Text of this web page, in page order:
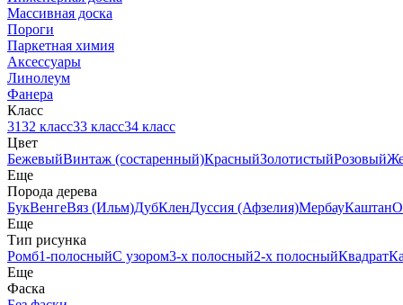
Массивная доска
Пороги
Паркетная химия
Аксессуары
Линолеум
Фанера
Класс
3132 класс33 класс34 класс
Цвет
БежевыйВинтаж (состаренный)КрасныйЗолотистыйРозовый
Еще
Порода дерева
БукВенгеВяз (Ильм)ДубКленДуссия (Афзелия)МербауКаштан
Еще
Тип рисунка
Ромб1-полосныйС узором3-х полосный2-х полосныйКвадрат
Еще
Фаска